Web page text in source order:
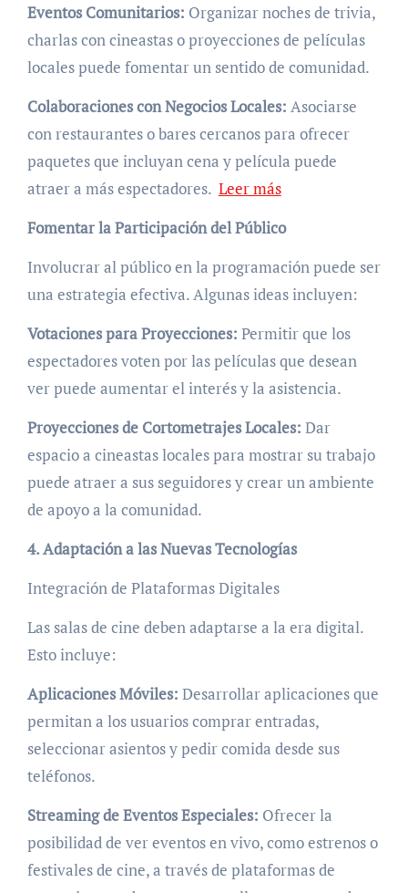
Eventos Comunitarios: Organizar noches de trivia,
charlas con cineastas o proyecciones de películas
locales puede fomentar un sentido de comunidad.
Colaboraciones con Negocios Locales: Asociarse
con restaurantes o bares cercanos para ofrecer
paquetes que incluyan cena y película puede
atraer a más espectadores. Leer más
Fomentar la Participación del Público
Involucrar al público en la programación puede ser
una estrategia efectiva. Algunas ideas incluyen:
Votaciones para Proyecciones: Permitir que los
espectadores voten por las películas que desean
ver puede aumentar el interés y la asistencia.
Proyecciones de Cortometrajes Locales: Dar
espacio a cineastas locales para mostrar su trabajo
puede atraer a sus seguidores y crear un ambiente
de apoyo a la comunidad.
4. Adaptación a las Nuevas Tecnologías
Integración de Plataformas Digitales
Las salas de cine deben adaptarse a la era digital.
Esto incluye:
Aplicaciones Móviles: Desarrollar aplicaciones que
permitan a los usuarios comprar entradas,
seleccionar asientos y pedir comida desde sus
teléfonos.
Streaming de Eventos Especiales: Ofrecer la
posibilidad de ver eventos en vivo, como estrenos o
festivales de cine, a través de plataformas de